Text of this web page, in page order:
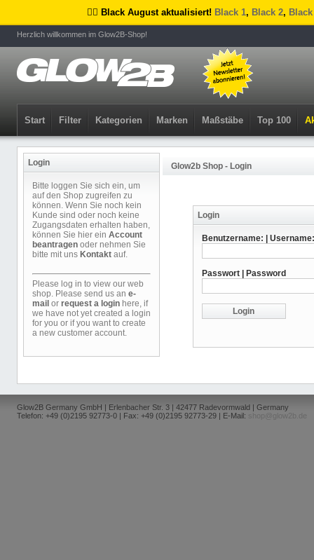
🏴‍☠️ Black August aktualisiert! Black 1, Black 2,
Herzlich willkommen im Glow2B-Shop!
Start Filter Kategorien Marken Maßstäbe Top 100
Login
Bitte loggen Sie sich ein, um
auf den Shop zugreifen zu
können. Wenn Sie noch kein
Kunde sind oder noch keine
Zugangsdaten erhalten haben,
können Sie hier ein Account
beantragen oder nehmen Sie
bitte mit uns Kontakt auf.
Please log in to view our web
shop. Please send us an e-
mail or request a login here, if
we have not yet created a login
for you or if you want to create
a new customer account.
Glow2b Shop - Login
Login
Benutzername: | Username:
Passwort | Password
Glow2B Germany GmbH | Erlenbacher Str. 3 | 42477 Radevormwald | Germany
Telefon: +49 (0)2195 92773-0 | Fax: +49 (0)2195 92773-29 | E-Mail:
shop@glow2b.de